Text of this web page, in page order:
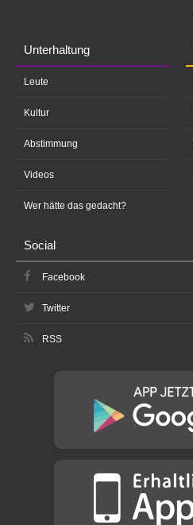
Unterhaltung
Leute
Kultur
Abstimmung
Videos
Wer hätte das gedacht?
Social
Facebook
Twitter
RSS